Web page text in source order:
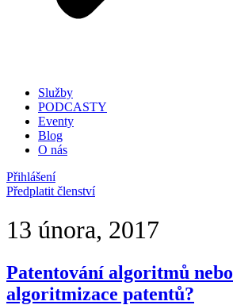
Služby
PODCASTY
Eventy
Blog
O nás
Přihlášení
Předplatit členství
13 února, 2017
Patentování algoritmů nebo
algoritmizace patentů?